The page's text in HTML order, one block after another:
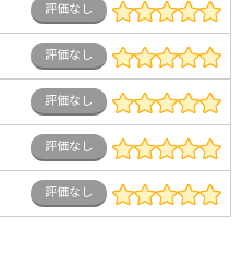
評価なし
評価なし
評価なし
評価なし
評価なし